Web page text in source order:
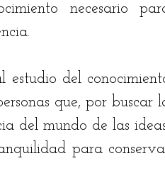
necesario
estudio del
que, por buscar
del mundo de las
para